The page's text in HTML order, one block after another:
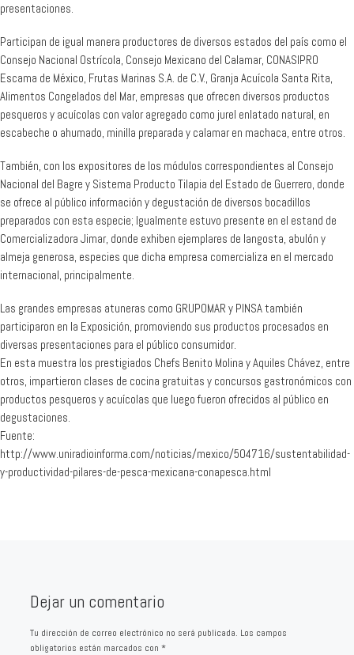
presentaciones.
Participan de igual manera productores de diversos estados del país como el
Consejo Nacional Ostrícola, Consejo Mexicano del Calamar, CONASIPRO
Escama de México, Frutas Marinas S.A. de C.V., Granja Acuícola Santa Rita,
Alimentos Congelados del Mar, empresas que ofrecen diversos productos
pesqueros y acuícolas con valor agregado como jurel enlatado natural, en
escabeche o ahumado, minilla preparada y calamar en machaca, entre otros.
También, con los expositores de los módulos correspondientes al Consejo
Nacional del Bagre y Sistema Producto Tilapia del Estado de Guerrero, donde
se ofrece al público información y degustación de diversos bocadillos
preparados con esta especie; Igualmente estuvo presente en el estand de
Comercializadora Jimar, donde exhiben ejemplares de langosta, abulón y
almeja generosa, especies que dicha empresa comercializa en el mercado
internacional, principalmente.
Las grandes empresas atuneras como GRUPOMAR y PINSA también
participaron en la Exposición, promoviendo sus productos procesados en
diversas presentaciones para el público consumidor.
En esta muestra los prestigiados Chefs Benito Molina y Aquiles Chávez, entre
otros, impartieron clases de cocina gratuitas y concursos gastronómicos con
productos pesqueros y acuícolas que luego fueron ofrecidos al público en
degustaciones.
Fuente:
http://www.uniradioinforma.com/noticias/mexico/504716/sustentabilidad-
y-productividad-pilares-de-pesca-mexicana-conapesca.html
Dejar un comentario
Tu dirección de correo electrónico no será publicada. Los campos
obligatorios están marcados con *